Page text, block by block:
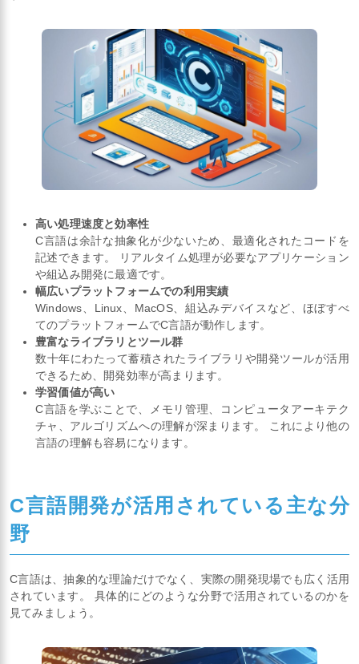
高い処理速度と効率性
C言語は余計な抽象化が少ないため、最適化されたコードを
記述できます。 リアルタイム処理が必要なアプリケーション
や組込み開発に最適です。
幅広いプラットフォームでの利用実績
Windows、Linux、MacOS、組込みデバイスなど、ほぼすべ
てのプラットフォームでC言語が動作します。
豊富なライブラリとツール群
数十年にわたって蓄積されたライブラリや開発ツールが活用
できるため、開発効率が高まります。
学習価値が高い
C言語を学ぶことで、メモリ管理、コンピュータアーキテク
チャ、アルゴリズムへの理解が深まります。 これにより他の
言語の理解も容易になります。
C言語開発が活用されている主な分
野
C言語は、抽象的な理論だけでなく、実際の開発現場でも広く活用
されています。 具体的にどのような分野で活用されているのかを
見てみましょう。